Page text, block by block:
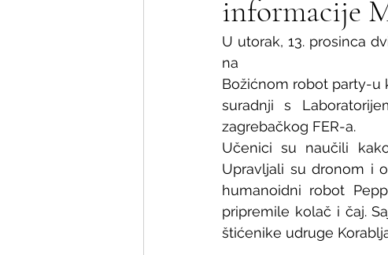
informacije
U utorak, 13. prosinca
na
Božićnom robot party-u
suradnji s
zagrebačkog FER-a.
Učenici su naučili
Upravljali su dronom i
humanoidni robot
pripremile kolač i čaj.
štićenike udruge